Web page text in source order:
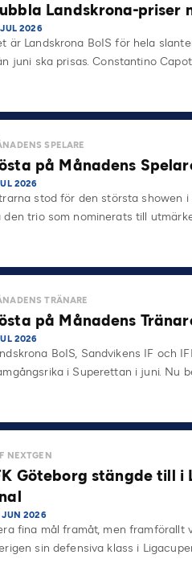
Landskrona-priser
2026
är Landskrona BoIS för hela
juni ska prisas. Constantino
SPELARE
på Månadens
2026
stod för den största showen
den trio som nominerats till
TRÄNARE
på Månadens
2026
BoIS, Sandvikens IF och
i Superettan i juni. Nu
NEXTGEN
Göteborg stängde till i
JUN 2026
fina mål framåt, men framförallt
sin defensiva klass i